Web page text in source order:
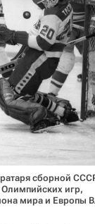
сборной
игр,
мира и Европы